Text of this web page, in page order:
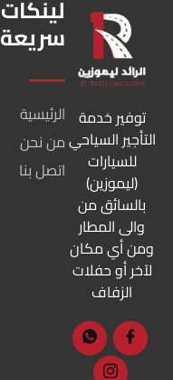
توفير خدمة
التأجير السياحي
للسيارات
(ليموزين)
بالسائق من
والى المطار
ومن أي مكان
لآخر أو حفلات
الزفاف
لينكات
سريعة
الرئيسية
من نحن
اتصل بنا